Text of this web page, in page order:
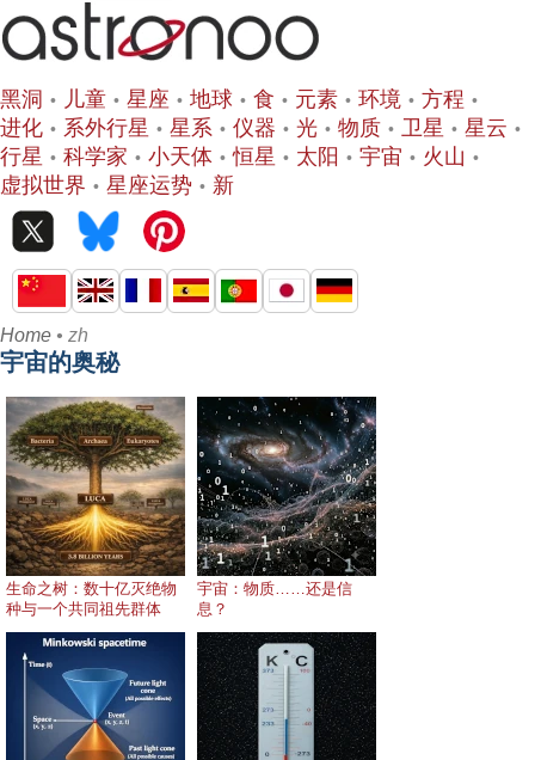
黑洞 儿童 星座 地球 食 元素 环境
方程
进化
系外行星 星系 仪器 光 物质 卫星
星云
行星
科学家 小天体 恒星 太阳 宇宙
火山
虚拟世界
星座运势 新
Home • zh
宇宙的奥秘
生命之树：数十亿灭绝物
种与一个共同祖先群体
宇宙：物质……还是信
息？